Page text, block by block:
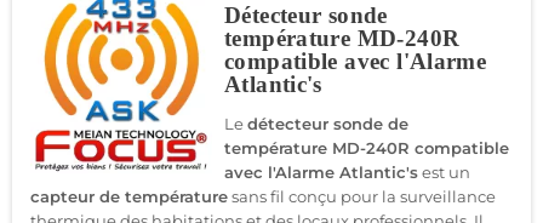
Détecteur sonde
température MD-240R
compatible avec l'Alarme
Atlantic's
Ledétecteur sonde de
température MD-240R compatible
avec l'Alarme Atlantic'sest un
capteur de températuresans fil conçu pour la surveillance